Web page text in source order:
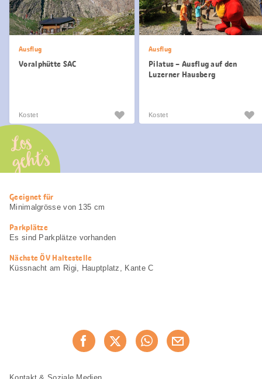
Ausflug
Voralphütte SAC
Kostet
Ausflug
Pilatus – Ausflug auf den
Luzerner Hausberg
Kostet
Los
geht’s
Nützliche
Informationen
Geeignet für
Minimalgrösse von 135 cm
Parkplätze
Es sind Parkplätze vorhanden
Nächste ÖV Haltestelle
Küssnacht am Rigi, Hauptplatz, Kante C
Jetzt weiterempfehlen
Fusszeile
Fusszeile